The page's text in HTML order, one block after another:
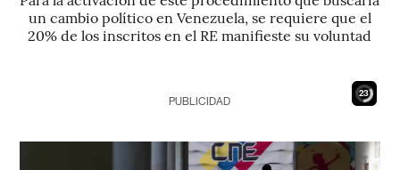
un cambio político en Venezuela, se requiere que el
20% de los inscritos en el RE manifieste su voluntad
22
PUBLICIDAD